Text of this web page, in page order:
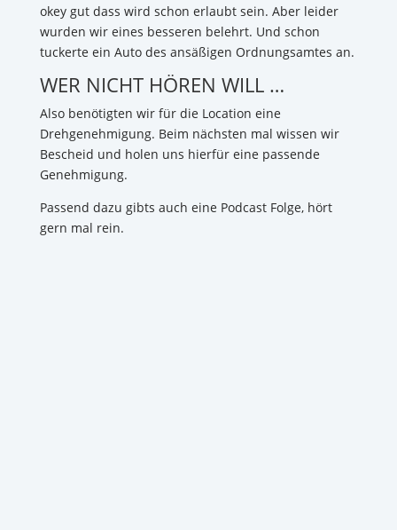
okey gut dass wird schon erlaubt sein. Aber leider
wurden wir eines besseren belehrt. Und schon
tuckerte ein Auto des ansäßigen Ordnungsamtes an.
WER NICHT HÖREN WILL …
Also benötigten wir für die Location eine
Drehgenehmigung. Beim nächsten mal wissen wir
Bescheid und holen uns hierfür eine passende
Genehmigung.
Passend dazu gibts auch eine Podcast Folge, hört
gern mal rein.